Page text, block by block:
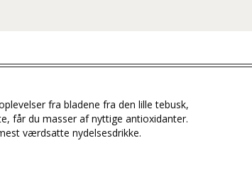
fra bladene fra den lille tebusk,
får du masser af nyttige antioxidanter.
værdsatte nydelsesdrikke.